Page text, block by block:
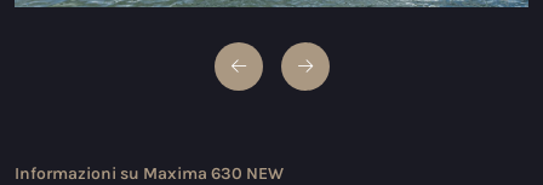
Maxima 750 Flying Lounge Electric
Informazioni su Maxima 630 NEW